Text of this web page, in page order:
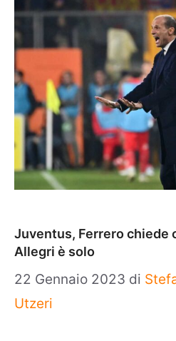
Juventus, Ferrero chiede
Allegri è solo
22 Gennaio 2023 di
Utzeri